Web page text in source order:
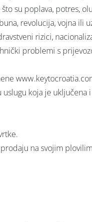
su poplava, potres,
revolucija, vojna ili
rizici,
problemi s
koja je uključena
na svojim